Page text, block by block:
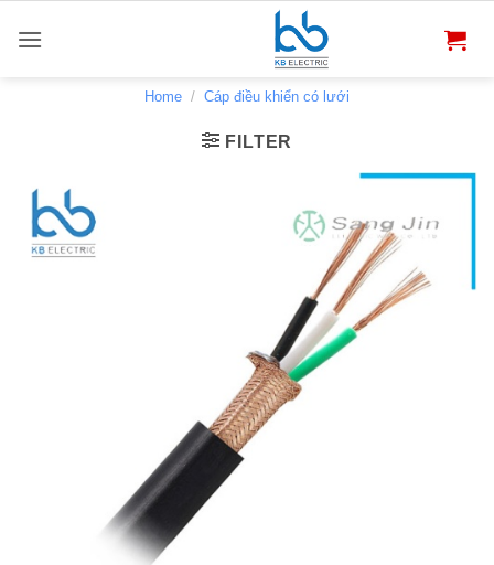
qua
Home / Cáp điều khiển có lưới
FILTER